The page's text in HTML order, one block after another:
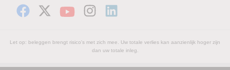
Let op: beleggen brengt risico's met zich mee. Uw totale verlies kan aanzienlijk hoger zijn
dan uw totale inleg.